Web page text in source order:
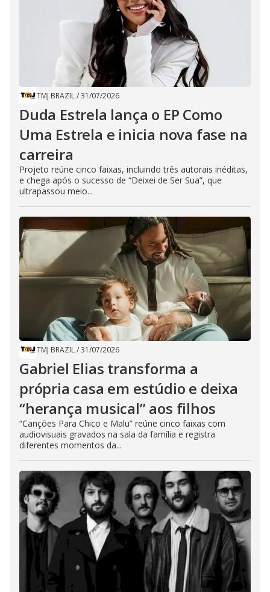
TMJ BRAZIL/31/07/2026
Duda Estrela lança o EP Como
Uma Estrela e inicia nova fase na
carreira
Projeto reúne cinco faixas, incluindo três autorais inéditas,
e chega após o sucesso de “Deixei de Ser Sua”, que
ultrapassou meio...
TMJ BRAZIL/31/07/2026
Gabriel Elias transforma a
própria casa em estúdio e deixa
“herança musical” aos filhos
“Canções Para Chico e Malu” reúne cinco faixas com
audiovisuais gravados na sala da família e registra
diferentes momentos da...